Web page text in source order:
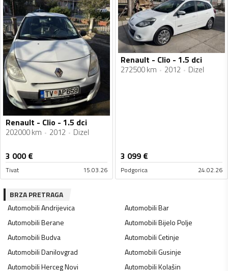
Renault - Clio - 1.5 dci
202000 km 2012 Dizel
3 000€
Tivat 15.03.26
Renault - Clio - 1.5 dci
272500 km 2012 Dizel
3 099 €
Podgorica 24.02.26
BRZA PRETRAGA
AutomobiliAndrijevica AutomobiliBar
AutomobiliBerane AutomobiliBijelo Polje
AutomobiliBudva AutomobiliCetinje
AutomobiliDanilovgrad AutomobiliGusinje
AutomobiliHerceg Novi AutomobiliKolašin